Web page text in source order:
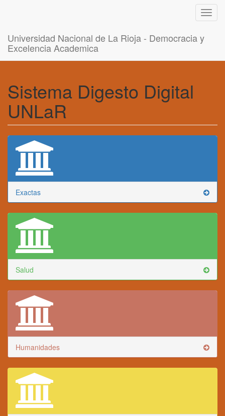
Universidad Nacional de La Rioja - Democracia y
Excelencia Academica
Sistema Digesto Digital
UNLaR
Exactas
Salud
Humanidades